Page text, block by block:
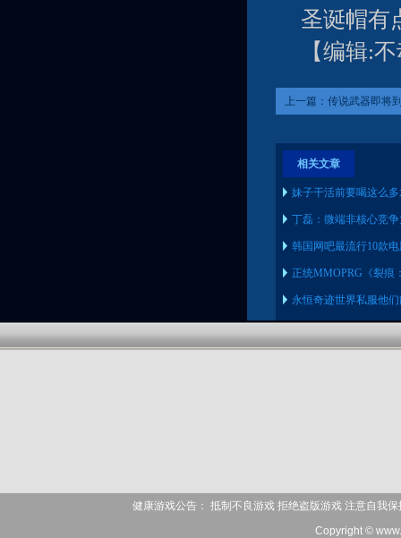
圣诞帽有
【编辑:
上一篇： 传说武器即将
相关文章
妹子干活前要喝这么
丁磊：微端非核心竞
韩国网吧最流行10款
正统MMOPRG《裂痕
永恒奇迹世界私服他
健康游戏公告： 抵制不良游戏 拒绝盗版游戏 注意自我
Copyright ©